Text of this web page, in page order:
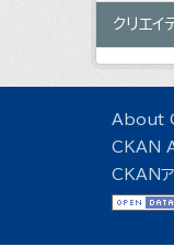
クリエイ
About
CKAN
CKANア